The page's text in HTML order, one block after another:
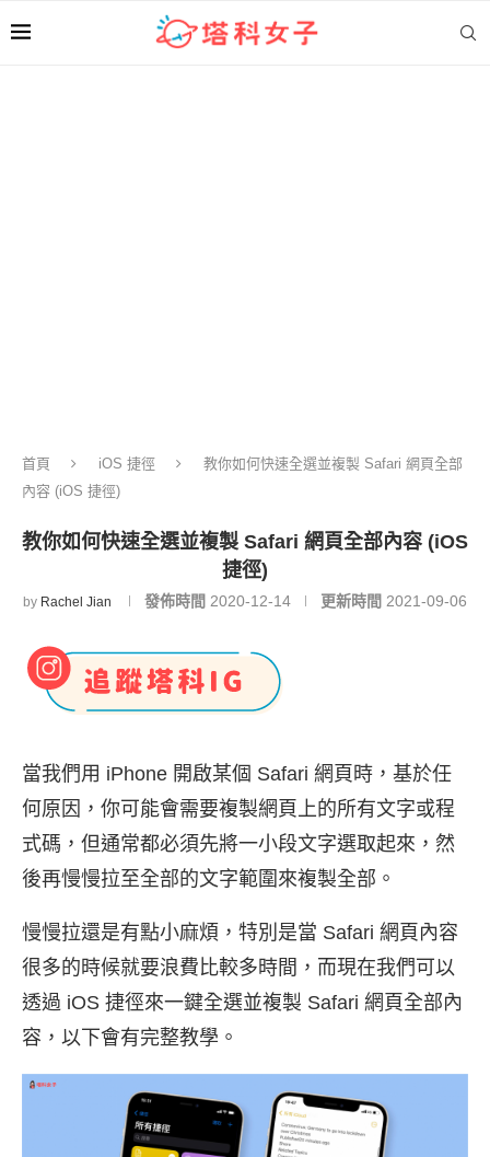
首頁 iOS 捷徑
教你如何快速全選並複製 Safari 網頁全部
內容 (iOS 捷徑)
教你如何快速全選並複製 Safari 網頁全部內容 (iOS
捷徑)
by Rachel Jian 發佈時間 2020-12-14 更新時間 2021-09-06
當我們用 iPhone 開啟某個 Safari 網頁時，基於任
何原因，你可能會需要複製網頁上的所有文字或程
式碼，但通常都必須先將一小段文字選取起來，然
後再慢慢拉至全部的文字範圍來複製全部。
慢慢拉還是有點小麻煩，特別是當 Safari 網頁內容
很多的時候就要浪費比較多時間，而現在我們可以
透過 iOS 捷徑來一鍵全選並複製 Safari 網頁全部內
容，以下會有完整教學。